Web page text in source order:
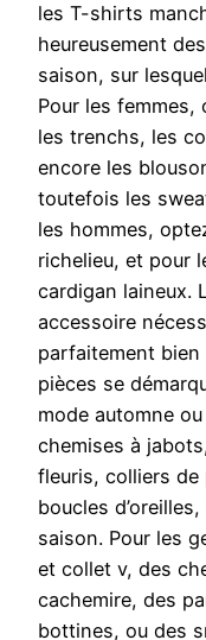
les T-shirts
heureusement
saison, sur
Pour les femmes,
les trenchs, les
encore les
toutefois les
les hommes,
richelieu, et pour
cardigan laineux.
accessoire
parfaitement
pièces se
mode automne
chemises à
fleuris, colliers
boucles
saison. Pour les
et collet v, des
cachemire, des
bottines, ou des